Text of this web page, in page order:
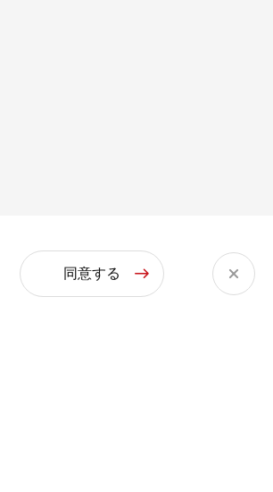
同意する